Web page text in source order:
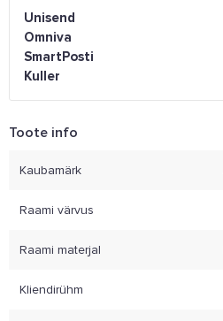
Toote info
Kaubamärk
Raami värvus
Raami materjal
Kliendirühm
Unisend
Omniva
SmartPosti
Kuller